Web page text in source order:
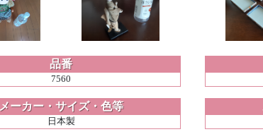
品番
7560
メーカー・サイズ・色等
日本製